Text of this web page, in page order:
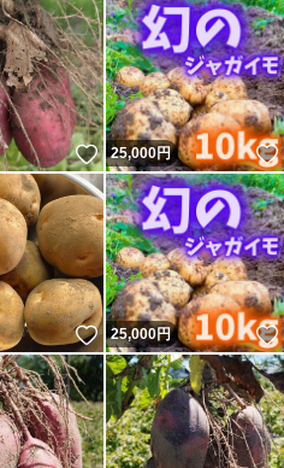
いいね！
25,000円
いいね！
25,000円